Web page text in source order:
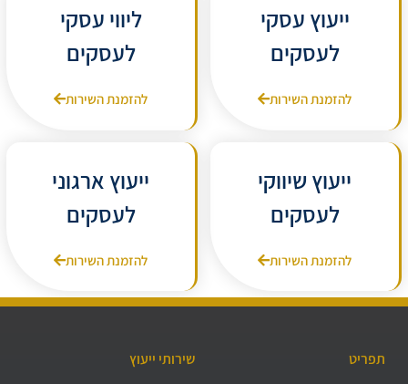
ייעוץ עסקי
לעסקים
להזמנת השירות
ליווי עסקי
לעסקים
להזמנת השירות
ייעוץ שיווקי
לעסקים
להזמנת השירות
ייעוץ ארגוני
לעסקים
להזמנת השירות
תפריט
שירותי ייעוץ